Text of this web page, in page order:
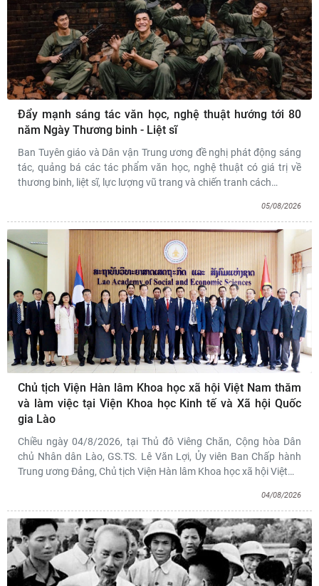
Đẩy mạnh sáng tác văn học, nghệ thuật hướng tới 80
năm Ngày Thương binh - Liệt sĩ
Ban Tuyên giáo và Dân vận Trung ương đề nghị phát động sáng
tác, quảng bá các tác phẩm văn học, nghệ thuật có giá trị về
thương binh, liệt sĩ, lực lượng vũ trang và chiến tranh cách…
05/08/2026
Chủ tịch Viện Hàn lâm Khoa học xã hội Việt Nam thăm
và làm việc tại Viện Khoa học Kinh tế và Xã hội Quốc
gia Lào
Chiều ngày 04/8/2026, tại Thủ đô Viêng Chăn, Cộng hòa Dân
chủ Nhân dân Lào, GS.TS. Lê Văn Lợi, Ủy viên Ban Chấp hành
Trung ương Đảng, Chủ tịch Viện Hàn lâm Khoa học xã hội Việt…
04/08/2026